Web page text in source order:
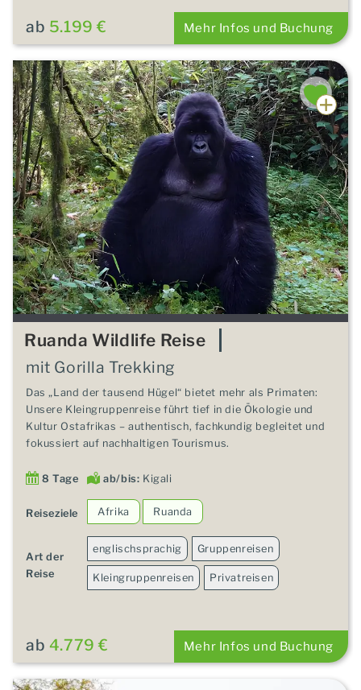
ab 5.199 € Mehr Infos und Buchung
Ruanda Wildlife Reise
mit Gorilla Trekking
Das „Land der tausend Hügel“ bietet mehr als Primaten:
Unsere Kleingruppenreise führt tief in die Ökologie und
Kultur Ostafrikas – authentisch, fachkundig begleitet und
fokussiert auf nachhaltigen Tourismus.
8 Tage ab/bis: Kigali
Reiseziele Afrika Ruanda
Art der
Reise
englischsprachig Gruppenreisen
Kleingruppenreisen Privatreisen
ab 4.779 € Mehr Infos und Buchung